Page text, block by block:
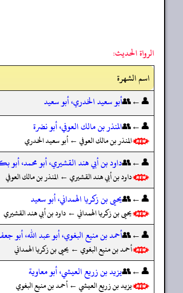
الرواة الحديث:
اسم الشهرة
👤←👥أبو سعيد الخدري، أبو سعيد
👤←👥المنذر بن مالك العوفي، أبو نضرة
المنذر بن مالك العوفي ← أبو سعيد الخدري
👤←👥داود بن أبي هند القشيري، أبو محمد، أبو
داود بن أبي هند القشيري ← المنذر بن مالك العوفي
👤←👥يحيى بن زكريا الهمداني، أبو سعيد
يحيى بن زكريا الهمداني ← داود بن أبي هند القشيري
👤←👥أحمد بن منيع البغوي، أبو عبد الله، أبو
أحمد بن منيع البغوي ← يحيى بن زكريا الهمداني
👤←👥يزيد بن زريع العيشي، أبو معاوية
يزيد بن زريع العيشي ← أحمد بن منيع البغوي